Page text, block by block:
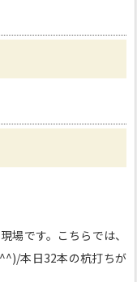
場です。こちらでは、
本日32本の杭打ちが